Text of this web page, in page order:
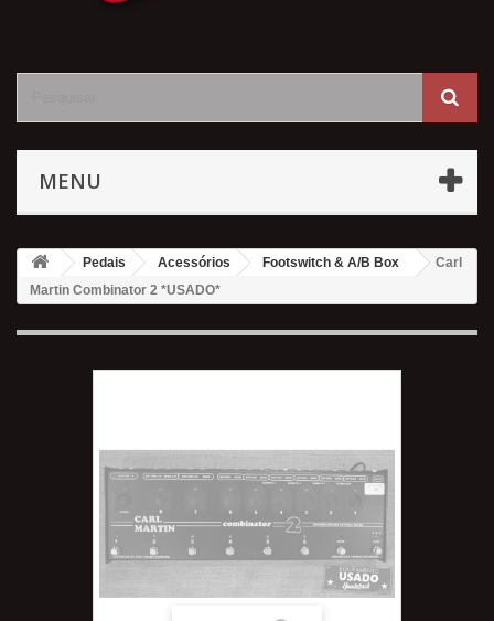
MENU
Pedais Acessórios Footswitch & A/B Box
Carl
Martin Combinator 2 *USADO*